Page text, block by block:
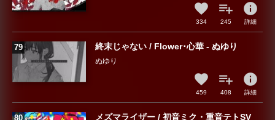
334 245
info
詳細
終末じゃない / Flower･心華 - ぬゆり
ぬゆり
459 408
info
詳細
メズマライザー / 初音ミク・重音テトSV